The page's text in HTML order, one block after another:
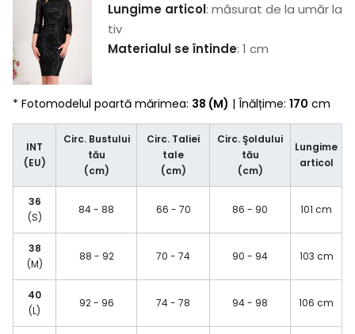
Lungime articol: măsurat de la umăr la
tiv
Materialul se întinde: 1 cm
* Fotomodelul poartă mărimea: 38 (M) | Înălțime: 170 cm
INT
(EU)
Circ. Bustului
tău
(cm)
Circ. Taliei
tale
(cm)
Circ. Şoldului
tău
(cm)
Lungime
articol
36
(S)
84 - 88 66 - 70 86 - 90 101 cm
38
(M)
88 - 92 70 - 74 90 - 94 103 cm
40
(L)
92 - 96 74 - 78 94 - 98 106 cm